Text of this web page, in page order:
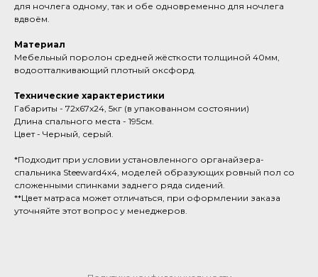
для ночлега одному, так и обе одновременно для ночлега
вдвоём.
Материал
Мебельный поролон средней жёсткости толщиной 40мм,
водоотталкивающий плотный оксфорд.
Технические характеристики
Габариты - 72х67х24, 5кг (в упакованном состоянии)
Длина спального места - 195см.
Цвет - Черный, серый.
*Подходит при условии установленного органайзера-
спальника Steeward4x4, моделей образующих ровный пол со
сложенными спинками заднего ряда сидений.
**Цвет матраса может отличаться, при оформлении заказа
уточняйте этот вопрос у менеджеров.